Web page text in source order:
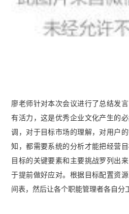
廖老师针对本次会议进行了总结发
有活力，这是优秀企业文化产生的
调，对于目标市场的理解，对用户
知，都需要系统的分析才能把经营
目标的关键要素和主要挑战罗列出
于提前做好应对。根据目标配置资
间表，然后让各个职能管理者各自分